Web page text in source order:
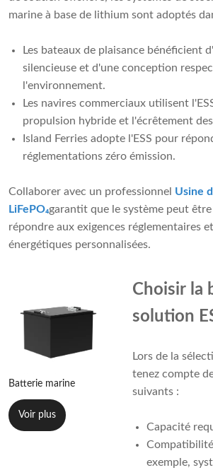
marine à base de lithium sont adoptés
Les bateaux de plaisance bénéficient
silencieuse et d'une conception
l'environnement.
Les navires commerciaux utilisent
propulsion hybride et l'écrêtement
Island Ferries adopte l'ESS pour
réglementations zéro émission.
Collaborer avec un professionnel Usine
LiFePO₄garantit que le système peut
répondre aux exigences réglementaires
énergétiques personnalisées.
Batterie marine
Voir plus
Choisir la
solution
Lors de la
tenez compte
suivants :
Capacité
exemple,